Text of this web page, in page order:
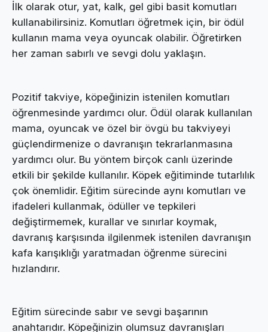
İlk olarak otur, yat, kalk, gel gibi basit komutları
kullanabilirsiniz. Komutları öğretmek için, bir ödül
kullanın mama veya oyuncak olabilir. Öğretirken
her zaman sabırlı ve sevgi dolu yaklaşın.
Pozitif takviye, köpeğinizin istenilen komutları
öğrenmesinde yardımcı olur. Ödül olarak kullanılan
mama, oyuncak ve özel bir övgü bu takviyeyi
güçlendirmenize o davranışın tekrarlanmasına
yardımcı olur. Bu yöntem birçok canlı üzerinde
etkili bir şekilde kullanılır. Köpek eğitiminde tutarlılık
çok önemlidir. Eğitim sürecinde aynı komutları ve
ifadeleri kullanmak, ödüller ve tepkileri
değiştirmemek, kurallar ve sınırlar koymak,
davranış karşısında ilgilenmek istenilen davranışın
kafa karışıklığı yaratmadan öğrenme sürecini
hızlandırır.
Eğitim sürecinde sabır ve sevgi başarının
anahtarıdır. Köpeğinizin olumsuz davranışları